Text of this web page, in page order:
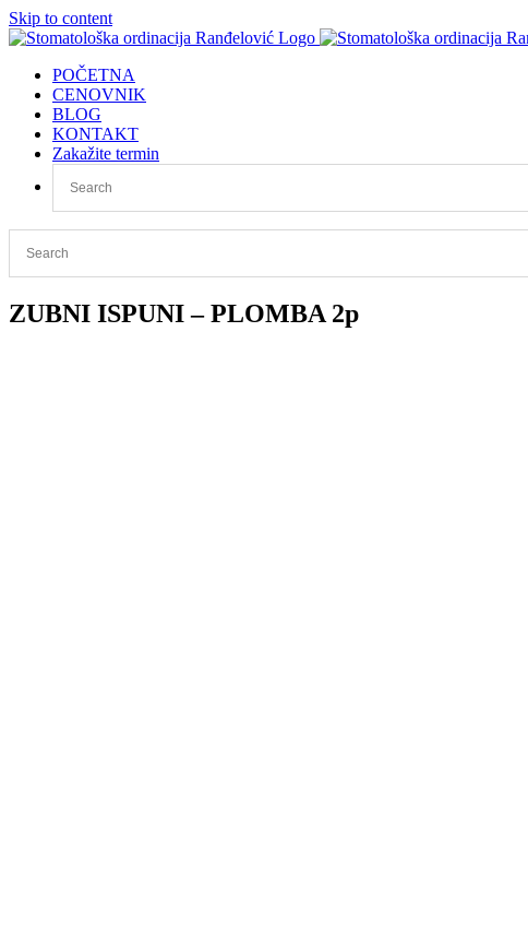
Skip to content
POČETNA
CENOVNIK
BLOG
KONTAKT
Zakažite termin
ZUBNI ISPUNI – PLOMBA 2p